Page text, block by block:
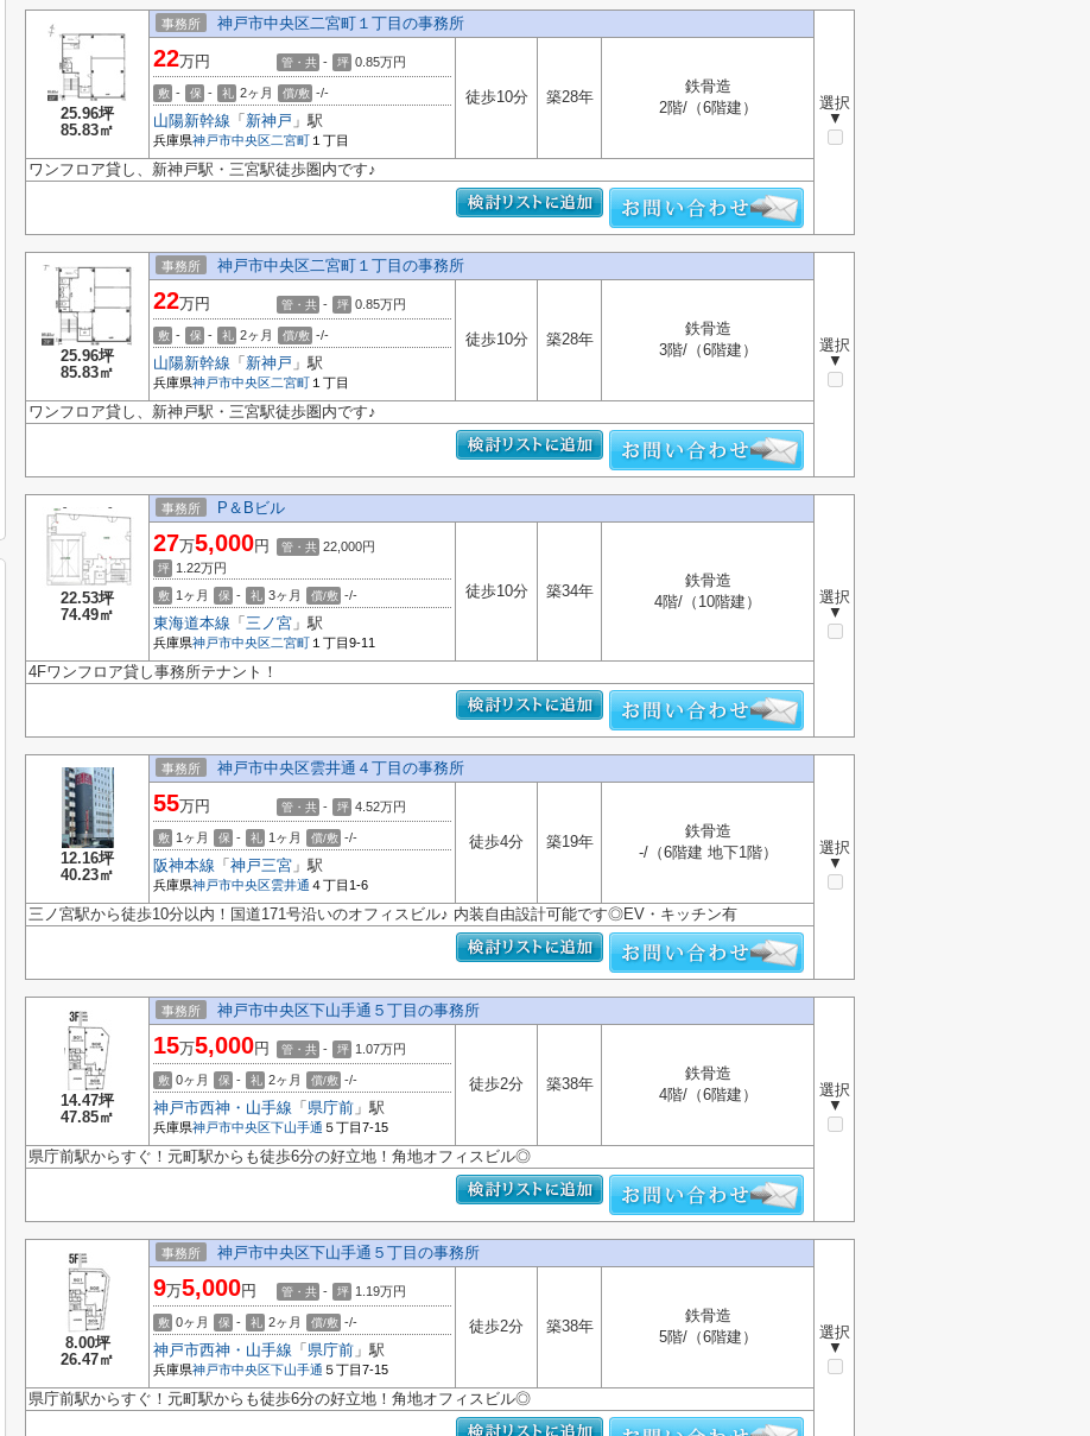
25.96坪
85.83㎡
事務所 神戸市中央区二宮町１丁目の事務所
選択
▼
22万円 管・共 - 坪 0.85万円
敷 - 保 - 礼 2ヶ月 償/敷 -/-
山陽新幹線 「 新神戸 」駅
兵庫県神戸市中央区 二宮町 １丁目
徒歩10分 築28年
鉄骨造
2階/（6階建）
ワンフロア貸し、新神戸駅・三宮駅徒歩圏内です♪
25.96坪
85.83㎡
事務所 神戸市中央区二宮町１丁目の事務所
選択
▼
22万円 管・共 - 坪 0.85万円
敷 - 保 - 礼 2ヶ月 償/敷 -/-
山陽新幹線 「 新神戸 」駅
兵庫県神戸市中央区 二宮町 １丁目
徒歩10分 築28年
鉄骨造
3階/（6階建）
ワンフロア貸し、新神戸駅・三宮駅徒歩圏内です♪
22.53坪
74.49㎡
事務所 P＆Bビル
選択
▼
27万5,000円 管・共 22,000円
坪 1.22万円
敷 1ヶ月 保 - 礼 3ヶ月 償/敷 -/-
東海道本線 「 三ノ宮 」駅
兵庫県神戸市中央区 二宮町 １丁目9-11
徒歩10分 築34年
鉄骨造
4階/（10階建）
4Fワンフロア貸し事務所テナント！
12.16坪
40.23㎡
事務所 神戸市中央区雲井通４丁目の事務所
選択
▼
55万円 管・共 - 坪 4.52万円
敷 1ヶ月 保 - 礼 1ヶ月 償/敷 -/-
阪神本線 「 神戸三宮 」駅
兵庫県神戸市中央区 雲井通 ４丁目1-6
徒歩4分 築19年
鉄骨造
-/（6階建 地下1階）
三ノ宮駅から徒歩10分以内！国道171号沿いのオフィスビル♪ 内装自由設計可能です◎EV・キッチン有
14.47坪
47.85㎡
事務所 神戸市中央区下山手通５丁目の事務所
選択
▼
15万5,000円 管・共 - 坪 1.07万円
敷 0ヶ月 保 - 礼 2ヶ月 償/敷 -/-
神戸市西神・山手線 「 県庁前 」駅
兵庫県神戸市中央区下山手通 ５丁目7-15
徒歩2分 築38年
鉄骨造
4階/（6階建）
県庁前駅からすぐ！元町駅からも徒歩6分の好立地！角地オフィスビル◎
8.00坪
26.47㎡
事務所 神戸市中央区下山手通５丁目の事務所
選択
▼
9万5,000円 管・共 - 坪 1.19万円
敷 0ヶ月 保 - 礼 2ヶ月 償/敷 -/-
神戸市西神・山手線 「 県庁前 」駅
兵庫県神戸市中央区下山手通 ５丁目7-15
徒歩2分 築38年
鉄骨造
5階/（6階建）
県庁前駅からすぐ！元町駅からも徒歩6分の好立地！角地オフィスビル◎